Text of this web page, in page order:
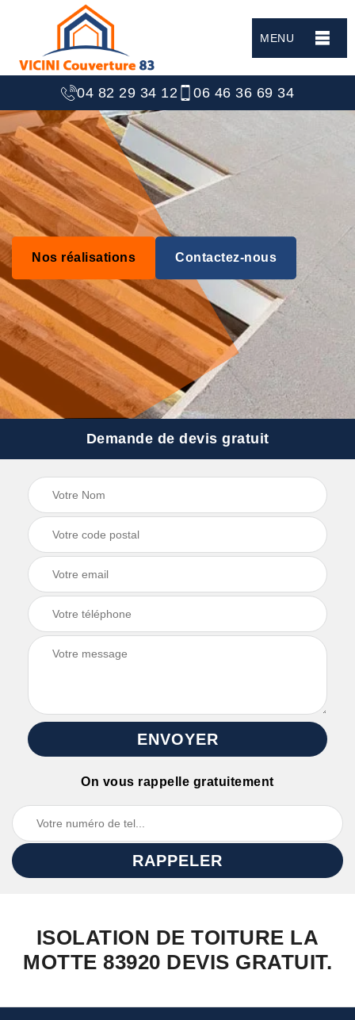
MENU
04 82 29 34 12 06 46 36 69 34
Nos réalisations Contactez-nous
Demande de devis gratuit
On vous rappelle gratuitement
ISOLATION DE TOITURE LA
MOTTE 83920 DEVIS GRATUIT.